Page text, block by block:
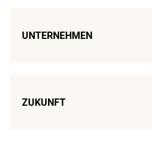
UNTERNEHMEN
ZUKUNFT